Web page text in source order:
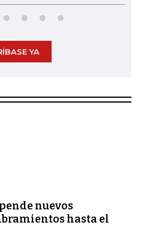
YA
nuevos
hasta el